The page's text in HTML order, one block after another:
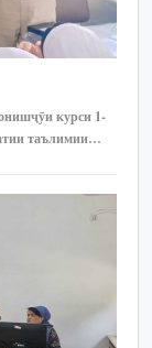
курси 1-
таълимии…